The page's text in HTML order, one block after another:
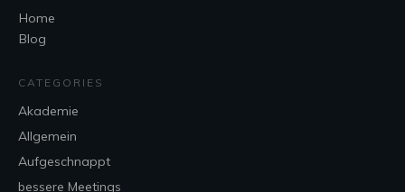
Home
Blog
CATEGORIES
Akademie
Allgemein
Aufgeschnappt
bessere Meetings